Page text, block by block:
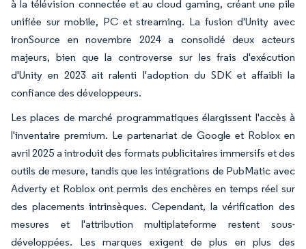
à la télévision connectée et au cloud gaming, créant une pile
unifiée sur mobile, PC et streaming. La fusion d'Unity avec
ironSource en novembre 2024 a consolidé deux acteurs
majeurs, bien que la controverse sur les frais d'exécution
d'Unity en 2023 ait ralenti l'adoption du SDK et affaibli la
confiance des développeurs.
Les places de marché programmatiques élargissent l'accès à
l'inventaire premium. Le partenariat de Google et Roblox en
avril 2025 a introduit des formats publicitaires immersifs et des
outils de mesure, tandis que les intégrations de PubMatic avec
Adverty et Roblox ont permis des enchères en temps réel sur
des placements intrinsèques. Cependant, la vérification des
mesures et l'attribution multiplateforme restent sous-
développées. Les marques exigent de plus en plus des